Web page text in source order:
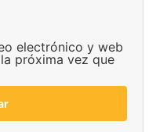
electrónico y web
próxima vez que